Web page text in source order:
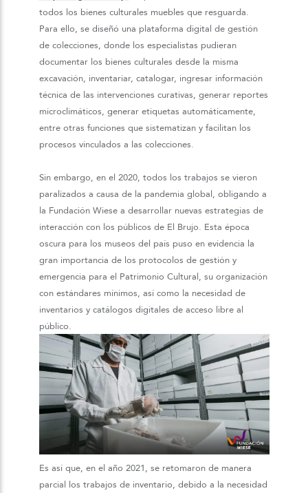
todos los bienes culturales muebles que resguarda.
Para ello, se diseñó una plataforma digital de gestión
de colecciones, donde los especialistas pudieran
documentar los bienes culturales desde la misma
excavación, inventariar, catalogar, ingresar información
técnica de las intervenciones curativas, generar reportes
microclimáticos, generar etiquetas automáticamente,
entre otras funciones que sistematizan y facilitan los
procesos vinculados a las colecciones.
Sin embargo, en el 2020, todos los trabajos se vieron
paralizados a causa de la pandemia global, obligando a
la Fundación Wiese a desarrollar nuevas estrategias de
interacción con los públicos de El Brujo. Esta época
oscura para los museos del país puso en evidencia la
gran importancia de los protocolos de gestión y
emergencia para el Patrimonio Cultural, su organización
con estándares mínimos, así como la necesidad de
inventarios y catálogos digitales de acceso libre al
público.
Es así que, en el año 2021, se retomaron de manera
parcial los trabajos de inventario, debido a la necesidad